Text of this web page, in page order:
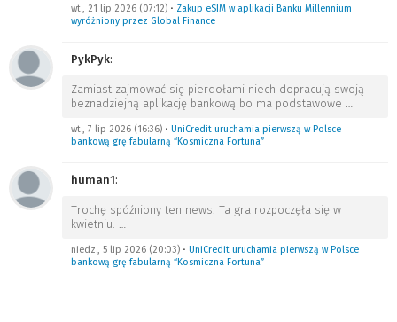
wt., 21 lip 2026 (07:12) • Zakup eSIM w aplikacji Banku Millennium
wyróżniony przez Global Finance
PykPyk:
Zamiast zajmować się pierdołami niech dopracują swoją
beznadziejną aplikację bankową bo ma podstawowe
wt., 7 lip 2026 (16:36) • UniCredit uruchamia pierwszą w Polsce
bankową grę fabularną “Kosmiczna Fortuna”
human1:
Trochę spóźniony ten news. Ta gra rozpoczęła się w
kwietniu.
niedz., 5 lip 2026 (20:03) • UniCredit uruchamia pierwszą w Polsce
bankową grę fabularną “Kosmiczna Fortuna”